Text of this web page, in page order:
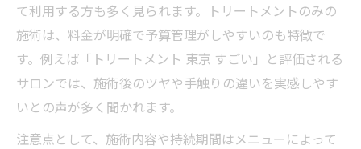
て利用する方も多く見られます。トリートメントのみの
施術は、料金が明確で予算管理がしやすいのも特徴で
す。例えば「トリートメント 東京 すごい」と評価される
サロンでは、施術後のツヤや手触りの違いを実感しやす
いとの声が多く聞かれます。
注意点として、施術内容や持続期間はメニューによって